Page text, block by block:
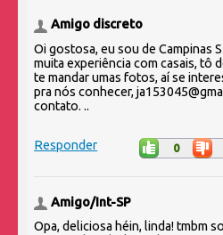
Amigo discreto
Oi gostosa, eu sou de Campinas
muita experiência com casais, tô
te mandar umas fotos, aí se
pra nós conhecer,
contato. ..
Responder 0
Amigo/Int-SP
Opa, deliciosa héin, linda! tmbm